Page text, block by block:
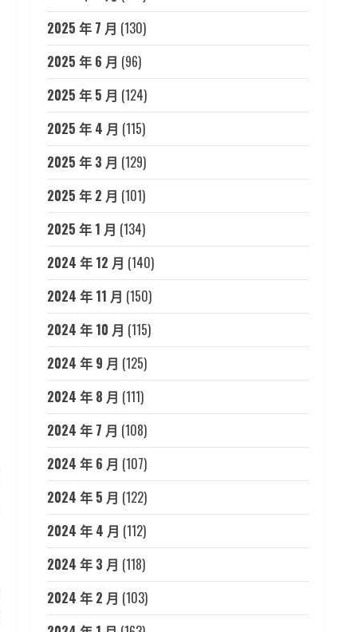
2025 年 7 月 (130)
2025 年 6 月 (96)
2025 年 5 月 (124)
2025 年 4 月 (115)
2025 年 3 月 (129)
2025 年 2 月 (101)
2025 年 1 月 (134)
2024 年 12 月 (140)
2024 年 11 月 (150)
2024 年 10 月 (115)
2024 年 9 月 (125)
2024 年 8 月 (111)
2024 年 7 月 (108)
2024 年 6 月 (107)
2024 年 5 月 (122)
2024 年 4 月 (112)
2024 年 3 月 (118)
2024 年 2 月 (103)